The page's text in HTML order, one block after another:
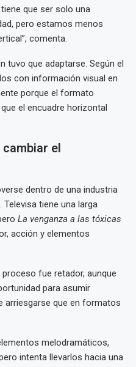
que ser solo una
pero estamos menos
comenta.
tuvo que adaptarse. Según el
con información visual en
porque el formato
el encuadre horizontal
el
dentro de una industria
tiene una larga
La venganza a las tóxicas
acción y elementos
fue retador, aunque
para asumir
arriesgarse que en formatos
melodramáticos,
intenta llevarlos hacia una